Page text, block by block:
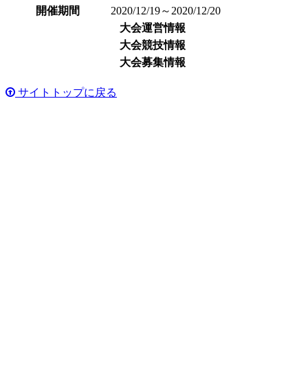
開催期間
2020/12/19～2020/12/20
大会運営情報
大会競技情報
大会募集情報
サイトトップに戻る